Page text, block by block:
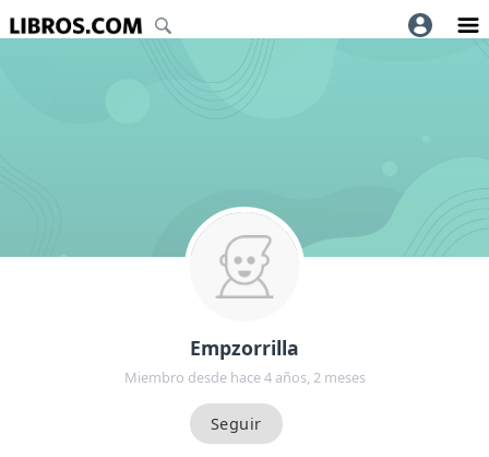
Empzorrilla
Miembro desde hace 4 años, 2 meses